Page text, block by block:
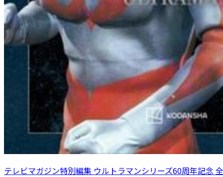
テレビマガジン特別編集 ウルトラマンシリーズ60周年記念